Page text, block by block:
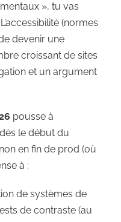
», tu vas
(normes
devenir une
croissant de sites
et un argument
pousse à
dès le début du
en fin de prod (où
à :
de systèmes de
de contraste (au